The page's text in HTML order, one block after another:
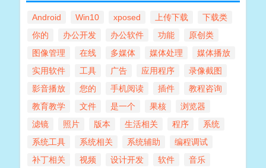
Android Win10 xposed 上传下载
下载类
你的
办公开发 办公软件 功能
原创类
图像管理
在线 多媒体 媒体处理
媒体播放
实用软件
工具 广告 应用程序
录像截图
影音播放
您的 手机阅读 插件
教程咨询
教育教学
文件 是一个 果核
浏览器
滤镜
照片 版本 生活相关 程序
系统
系统工具
系统相关 系统辅助
编程调试
补丁相关
视频 设计开发 软件 音乐